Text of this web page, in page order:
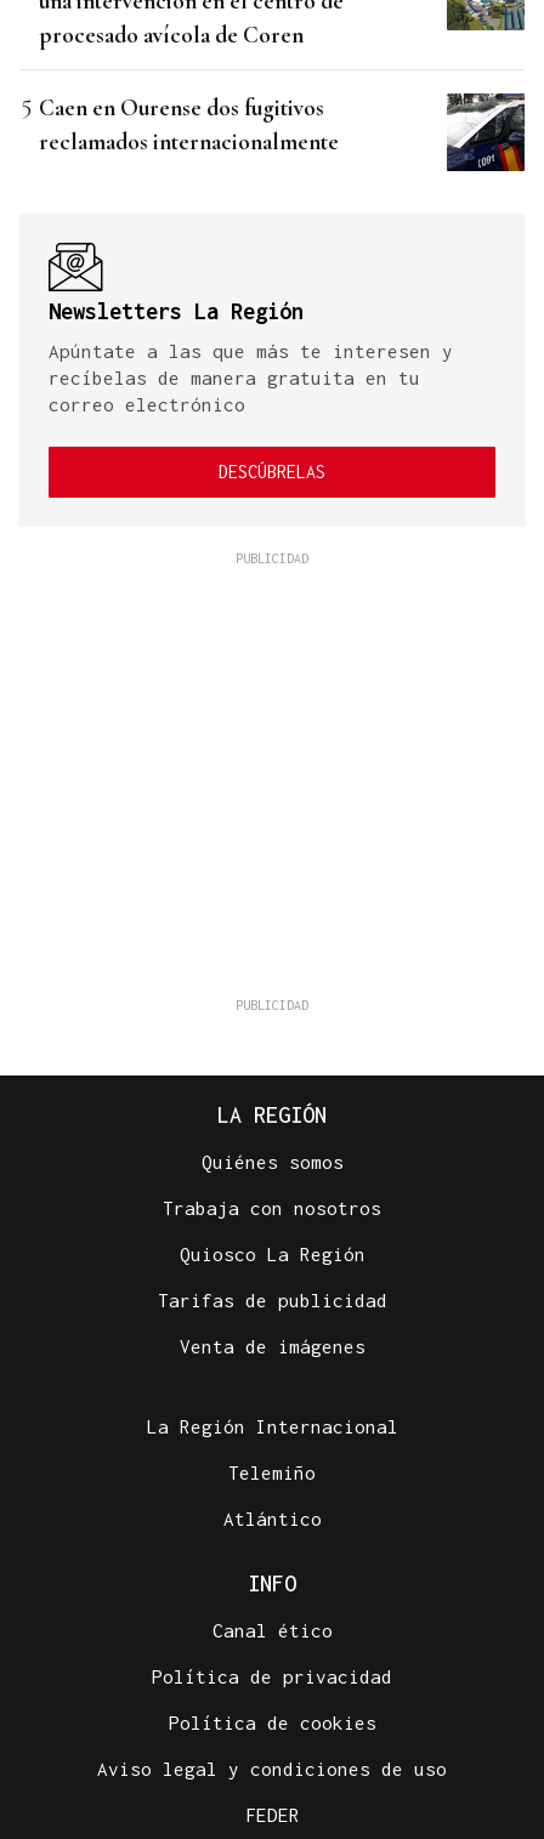
procesado avícola de Coren
Caen en Ourense dos fugitivos
reclamados internacionalmente
Newsletters La Región
Apúntate a las que más te interesen y
recíbelas de manera gratuita en tu
correo electrónico
DESCÚBRELAS
LA REGIÓN
Quiénes somos
Trabaja con nosotros
Quiosco La Región
Tarifas de publicidad
Venta de imágenes
La Región Internacional
Telemiño
Atlántico
INFO
Canal ético
Política de privacidad
Política de cookies
Aviso legal y condiciones de uso
FEDER